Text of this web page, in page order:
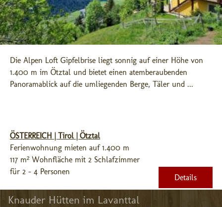
Die Alpen Loft Gipfelbrise liegt sonnig auf einer Höhe von
1.400 m im Ötztal und bietet einen atemberaubenden
Panoramablick auf die umliegenden Berge, Täler und ...
ÖSTERREICH | Tirol | Ötztal
Ferienwohnung mieten auf 1.400 m
117 m² Wohnfläche mit 2 Schlafzimmer
für 2 - 4 Personen
Details
Knauder Hütten im Lavanttal